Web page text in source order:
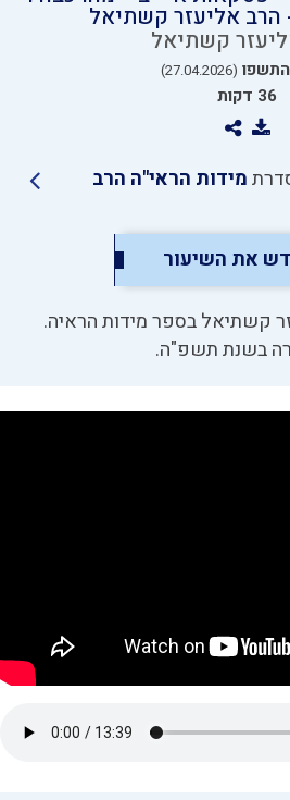
אליעזר קשתיאל
קשתיאל
התשפו (27.04.2026)
36 דקות
מידות הראי"ה הרב
את השיעור
קשתיאל בספר מידות הראיה.
בשנת תשפ"ה.